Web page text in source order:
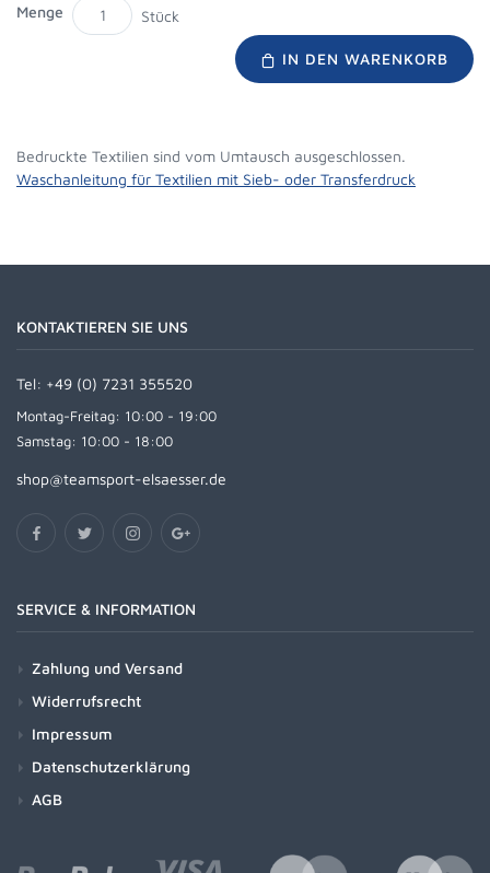
Menge Stück
IN DEN WARENKORB
Bedruckte Textilien sind vom Umtausch ausgeschlossen.
Waschanleitung für Textilien mit Sieb- oder Transferdruck
KONTAKTIEREN SIE UNS
Tel: +49 (0) 7231 355520
Montag-Freitag: 10:00 - 19:00
Samstag: 10:00 - 18:00
shop@teamsport-elsaesser.de
SERVICE & INFORMATION
Zahlung und Versand
Widerrufsrecht
Impressum
Datenschutzerklärung
AGB